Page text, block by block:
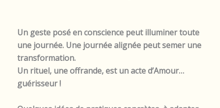
Un geste posé en conscience peut illuminer toute
une journée. Une journée alignée peut semer une
transformation.
Un rituel, une offrande, est un acte d’Amour…
guérisseur !